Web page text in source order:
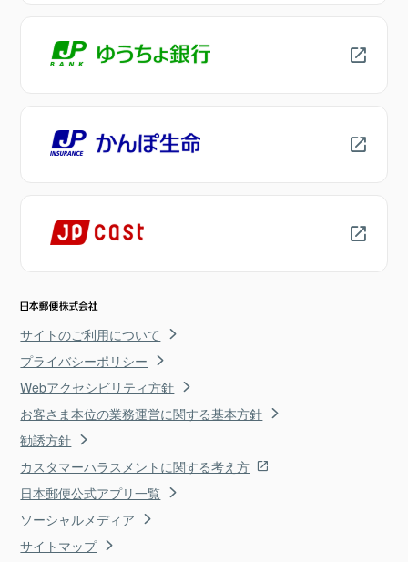
サイトのご利用について
プライバシーポリシー
Webアクセシビリティ方針
お客さま本位の業務運営に関する基本方針
勧誘方針
カスタマーハラスメントに関する考え方
日本郵便公式アプリ一覧
ソーシャルメディア
サイトマップ